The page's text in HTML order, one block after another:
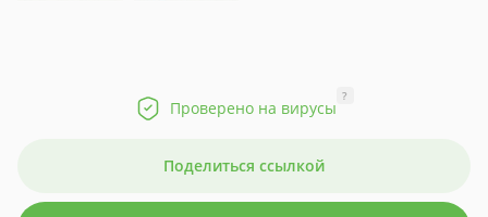
Проверено на вирусы
?
Поделиться ссылкой